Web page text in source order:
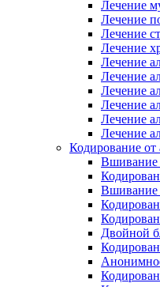
Лечение
Лечение
Лечение
Лечение
Лечение
Лечение
Лечение
Лечение
Лечение
Лечение
Кодирование от
Вшивание
Вшивание
Двойной